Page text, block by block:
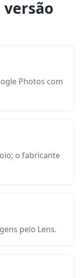
versão
Photos com
o fabricante
pelo Lens.